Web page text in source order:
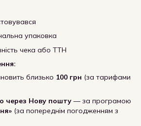
упаковка
чека або ТТН
близько 100 грн (за тарифами
через Нову пошту — за програмою
(за попереднім погодженням з